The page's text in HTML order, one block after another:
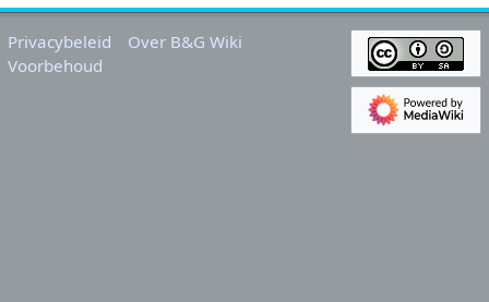
1
1
Privacybeleid
Over B&G Wiki
Voorbehoud